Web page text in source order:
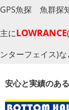
GPS魚探 魚群探
主にLOWRANCE
ンターフェイス)な
安心と実績のあ